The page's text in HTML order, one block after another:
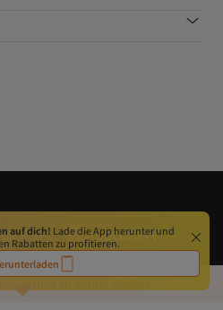
auf dich! Lade die App herunter und
Rabatten zu profitieren.
DiensteDatenschutzerklärungAGB
Nutzungsbedingungen